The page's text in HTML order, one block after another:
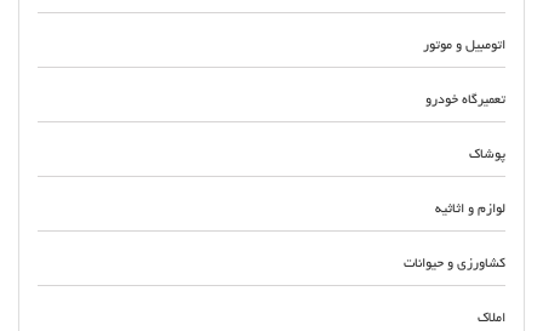
اتومبیل و موتور
تعمیرگاه خودرو
پوشاک
لوازم و اثاثیه
کشاورزی و حیوانات
املاک